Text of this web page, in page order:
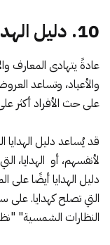
10. دليل الهدايا
عادةً يتهادى المعارف
والأعياد، وتساعد
على حث الأفراد أكثر
قد يُساعد دليل الهدايا
لأنفسهم، أو الهدايا،
دليل الهدايا أيضًا على
التي تصلح كهدايا. على
النظارات الشمسية"